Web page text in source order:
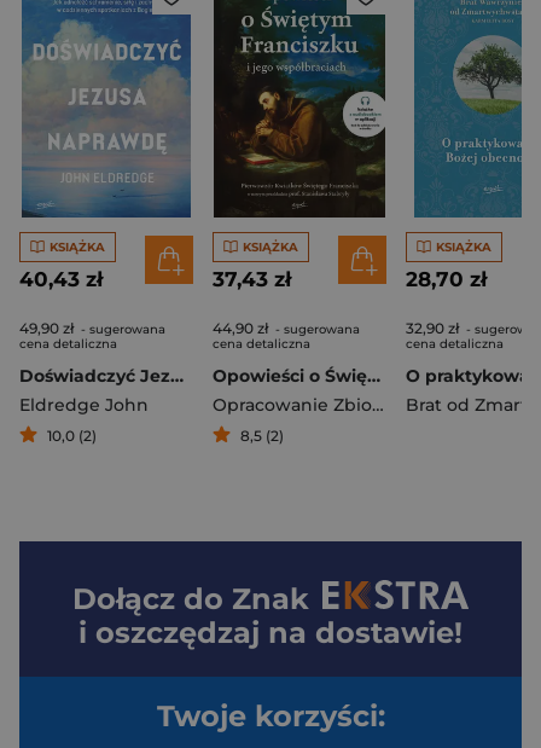
KSIĄŻKA
40,43 zł
49,90 zł - sugerowana
cena detaliczna
Doświadczyć Jezusa naprawdę. Jak odnaleźć schronienie, siłę i zachwyt w codziennych spotkaniach z Bogiem
Eldredge John
10,0 (2)
KSIĄŻKA
37,43 zł
44,90 zł - sugerowana
cena detaliczna
Opowieści o Świętym Franciszku i jego współbraciach
Opracowanie Zbiorowe
8,5 (2)
KSIĄŻKA
28,70 zł
32,90 zł -
cena detaliczna
Dołącz do Znak
i oszczędzaj na dostawie!
Twoje korzyści: